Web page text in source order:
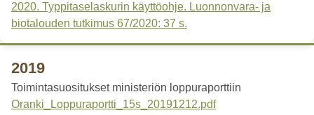
2020. Typpitaselaskurin käyttöohje. Luonnonvara- ja
biotalouden tutkimus 67/2020: 37 s.
2019
Toimintasuositukset ministeriön loppuraporttiin
Oranki_Loppuraportti_15s_20191212.pdf